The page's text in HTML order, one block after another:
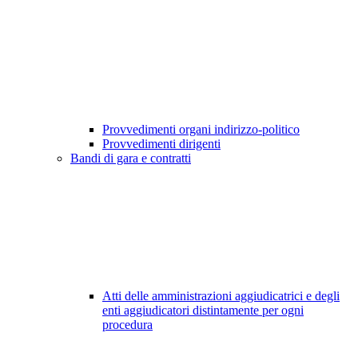
Provvedimenti organi indirizzo-politico
Provvedimenti dirigenti
Bandi di gara e contratti
Atti delle amministrazioni aggiudicatrici e degli
enti aggiudicatori distintamente per ogni
procedura